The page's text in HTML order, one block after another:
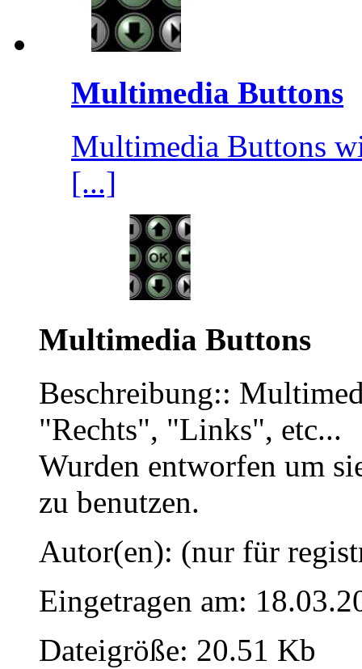
Multimedia Buttons
Multimedia Buttons
[...]
Multimedia Buttons
Beschreibung::
"Rechts", "Links", etc...
Wurden entworfen um
zu benutzen.
Autor(en): (nur für
Eingetragen am:
Dateigröße: 20.51 Kb